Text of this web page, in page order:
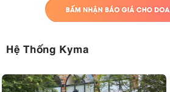
Hệ Thống Kyma